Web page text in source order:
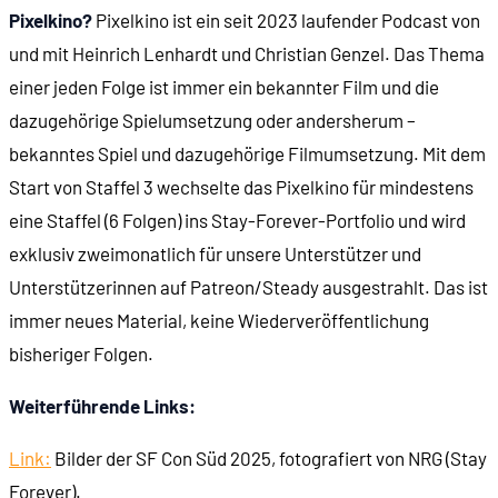
00:33:56 - Der Original-Controller ...
00:35:54 - ... und der Super Action Controller
00:38:58 - Das Spiel live auf der Bühne
00:42:06 - Fight!!
00:47:27 - Entwicklung des Spiels
00:49:56 - Der Film (1985)
Pixelkino? Pixelkino ist ein seit 2023 laufender Podcast von
und mit Heinrich Lenhardt und Christian Genzel. Das Thema
einer jeden Folge ist immer ein bekannter Film und die
dazugehörige Spielumsetzung oder andersherum –
bekanntes Spiel und dazugehörige Filmumsetzung. Mit dem
Start von Staffel 3 wechselte das Pixelkino für mindestens
eine Staffel (6 Folgen) ins Stay-Forever-Portfolio und wird
exklusiv zweimonatlich für unsere Unterstützer und
Unterstützerinnen auf Patreon/Steady ausgestrahlt. Das ist
immer neues Material, keine Wiederveröffentlichung
bisheriger Folgen.
Weiterführende Links:
Link: Bilder der SF Con Süd 2025, fotografiert von NRG (Stay
Forever).